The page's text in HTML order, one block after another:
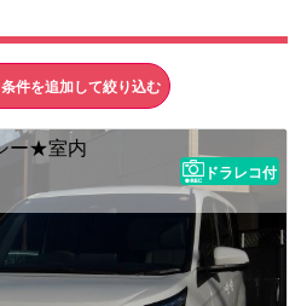
条件を追加して絞り込む
ー★室内
ドラレコ付